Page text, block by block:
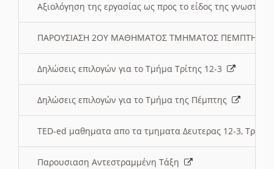
Αξιολόγηση της εργασίας ως προς το είδος της
ΠΑΡΟΥΣΙΑΣΗ 2ΟΥ ΜΑΘΗΜΑΤΟΣ ΤΜΗΜΑΤΟΣ
Δηλώσεις επιλογών για το Τμήμα Τρίτης 12-3
Δηλώσεις επιλογών για το Τμήμα της Πέμπτης
TED-ed μαθηματα απο τα τμηματα Δευτερας 12-3,
Παρουσιαση Αντεστραμμένη Τάξη